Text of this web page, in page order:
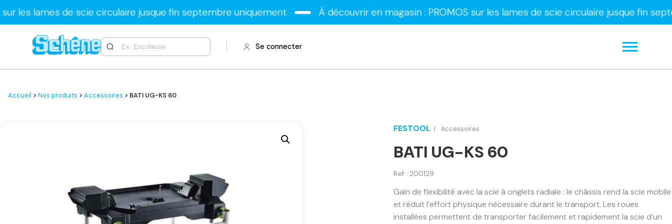
de scie circulaire jusque fin septembre uniquement À découvrir en magasin : PROMOS sur les lames de scie circulaire jusque fin septembre
Se connecter
Accueil > Nos produits > Accessoires > BATI UG-KS 60
FESTOOL Accessoires
BATI UG-KS 60
Ref : 200129
Gain de flexibilité avec la scie à onglets radiale : le châssis rend la scie mobile
et réduit l’effort physique nécessaire durant le transport. Les roues
installées permettent de transporter facilement et rapidement la scie d’un